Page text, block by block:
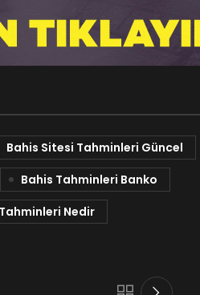
Bahis Sitesi Tahminleri Güncel
Bahis Tahminleri Banko
Nedir